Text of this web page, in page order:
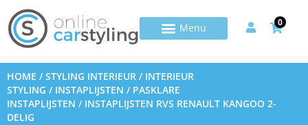
0
HOME /STYLING INTERIEUR / INTERIEUR
STYLING / INSTAPLIJSTEN / PASKLARE
INSTAPLIJSTEN / INSTAPLIJSTEN RVS RENAULT KANGOO 2-
DELIG